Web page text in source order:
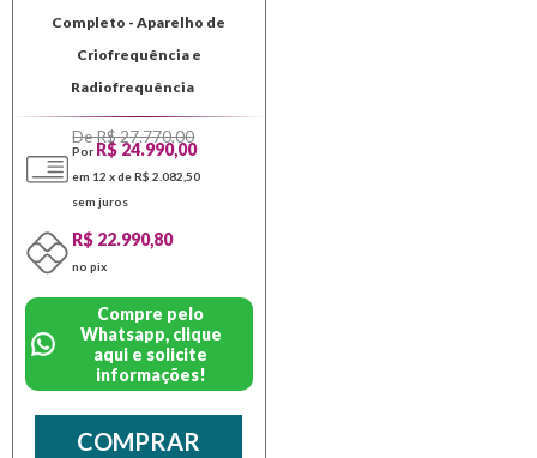
Completo - Aparelho de
Criofrequência e
Radiofrequência
De R$ 27.770,00
Por R$ 24.990,00
em 12 x de R$ 2.082,50
sem juros
R$ 22.990,80
no pix
Compre pelo
Whatsapp, clique
aqui e solicite
informações!
COMPRAR